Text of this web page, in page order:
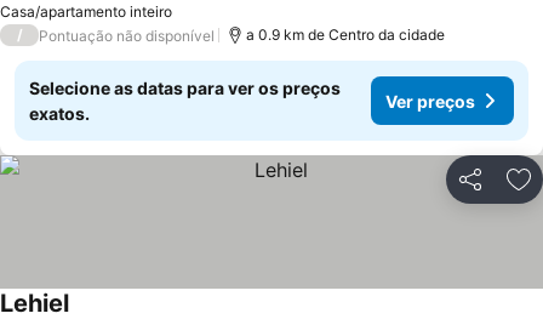
Casa/apartamento inteiro
/ Pontuação não disponível a 0.9 km de Centro da cidade
Selecione as datas para ver os preços
exatos.
Ver preços
Partilhar
Lehiel